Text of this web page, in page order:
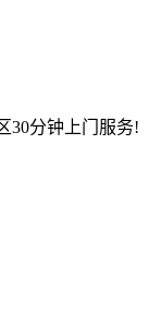
30分钟上门服务!